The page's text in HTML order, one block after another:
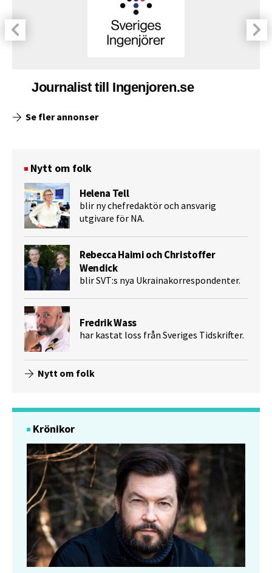
Journalist till Ingenjoren.se
Se fler annonser
Nytt om folk
Helena Tell
blir ny chefredaktör och ansvarig
utgivare för NA.
Rebecca Haimi och Christoffer
Wendick
blir SVT:s nya Ukrainakorrespondenter.
Fredrik Wass
har kastat loss från Sveriges Tidskrifter.
Nytt om folk
Krönikor